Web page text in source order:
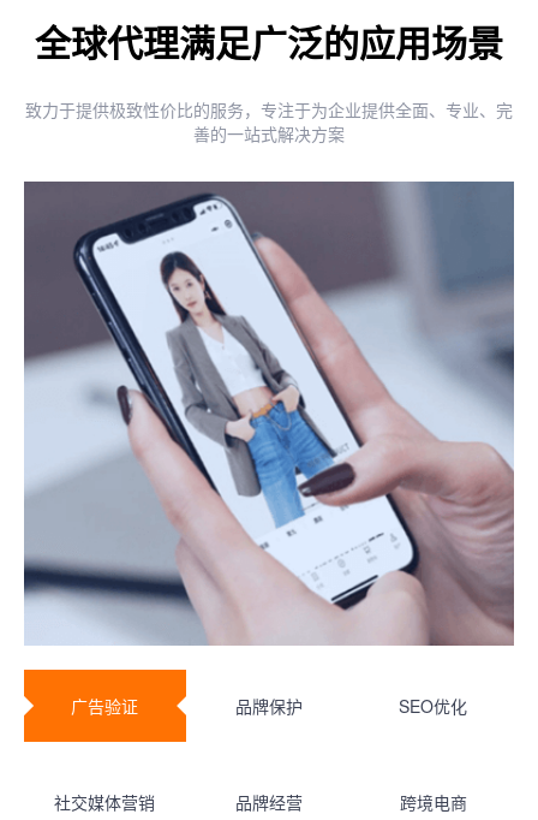
全球代理满足广泛的应用场景
致力于提供极致性价比的服务，专注于为企业提供全面、专业、完
善的一站式解决方案
广告验证 品牌保护 SEO优化
社交媒体营销 品牌经营 跨境电商